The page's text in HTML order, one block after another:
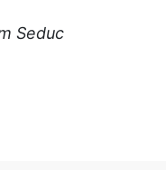
Seduc